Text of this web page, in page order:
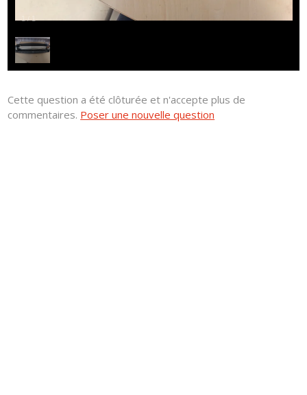
Cette question a été clôturée et n'accepte plus de
commentaires. Poser une nouvelle question